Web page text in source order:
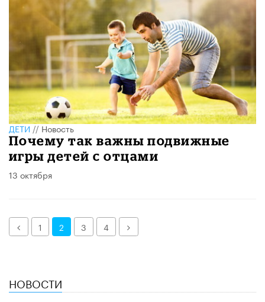
ДЕТИ//Новость
Почему так важны подвижные
игры детей с отцами
13 октября
Назад1 2 3 4 Далее
НОВОСТИ